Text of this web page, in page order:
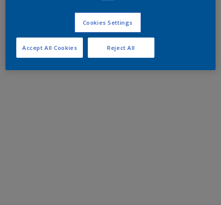
Cookies Settings
Reject All
Accept All Cookies